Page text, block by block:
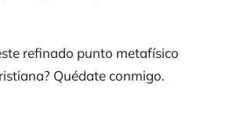
refinado punto metafísico
Quédate conmigo.